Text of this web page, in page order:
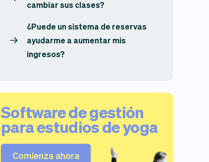
cambiar sus clases?
¿Puede un sistema de reservas
ayudarme a aumentar mis
ingresos?
Software de gestión
para estudios de yoga
Comienza ahora